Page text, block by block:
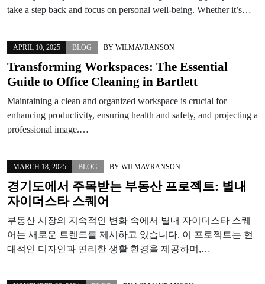
take a step back and focus on personal well-being. Whether it’s…
APRIL 10, 2025 BLOG BY WILMAVRANSON
Transforming Workspaces: The Essential
Guide to Office Cleaning in Bartlett
Maintaining a clean and organized workspace is crucial for
enhancing productivity, ensuring health and safety, and projecting a
professional image.…
MARCH 18, 2025 BLOG BY WILMAVRANSON
경기도에서 주목받는 부동산 프로젝트: 별내
자이더스타 스퀘어
부동산 시장의 지속적인 변화 속에서 별내 자이더스타 스퀘
어는 새로운 트렌드를 제시하고 있습니다. 이 프로젝트는 현
대적인 디자인과 편리한 생활 환경을 제공하며,…